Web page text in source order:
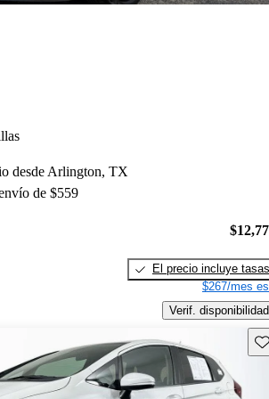
desde Arlington, TX
de $559
El precio incluye tasas
$267/mes
Verif. disponibilidad